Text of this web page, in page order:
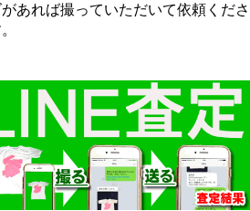
あれば撮っていただいて依頼くださ